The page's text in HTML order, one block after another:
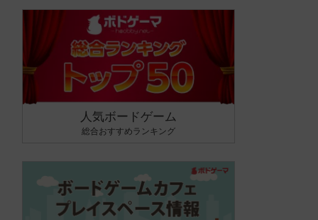
人気ボードゲーム
総合おすすめランキング